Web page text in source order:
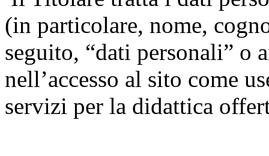
(in particolare, nome,
seguito, “dati personali” o
nell’accesso al sito come
servizi per la didattica